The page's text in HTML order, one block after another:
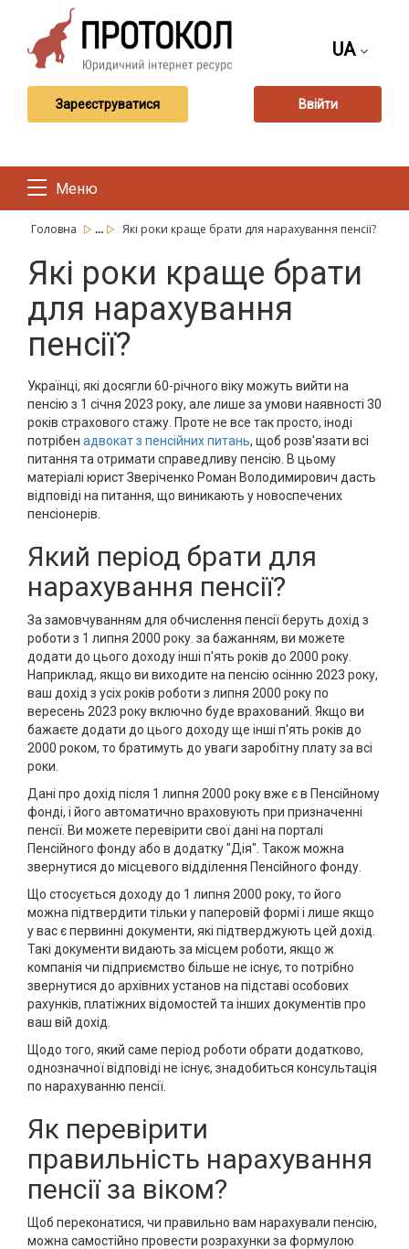
UA
Зареєструватися Ввійти
Меню
Головна ... Які роки краще брати для нарахування пенсії?
Які роки краще брати
для нарахування
пенсії?
Українці, які досягли 60-річного віку можуть вийти на
пенсію з 1 січня 2023 року, але лише за умови наявності 30
років страхового стажу. Проте не все так просто, іноді
потрібен адвокат з пенсійних питань, щоб розв'язати всі
питання та отримати справедливу пенсію. В цьому
матеріалі юрист Зверіченко Роман Володимирович дасть
відповіді на питання, що виникають у новоспечених
пенсіонерів.
Який період брати для
нарахування пенсії?
За замовчуванням для обчислення пенсії беруть дохід з
роботи з 1 липня 2000 року. за бажанням, ви можете
додати до цього доходу інші п'ять років до 2000 року.
Наприклад, якщо ви виходите на пенсію осінню 2023 року,
ваш дохід з усіх років роботи з липня 2000 року по
вересень 2023 року включно буде врахований. Якщо ви
бажаєте додати до цього доходу ще інші п'ять років до
2000 роком, то братимуть до уваги заробітну плату за всі
роки.
Дані про дохід після 1 липня 2000 року вже є в Пенсійному
фонді, і його автоматично враховують при призначенні
пенсії. Ви можете перевірити свої дані на порталі
Пенсійного фонду або в додатку "Дія". Також можна
звернутися до місцевого відділення Пенсійного фонду.
Що стосується доходу до 1 липня 2000 року, то його
можна підтвердити тільки у паперовій формі і лише якщо
у вас є первинні документи, які підтверджують цей дохід.
Такі документи видають за місцем роботи, якщо ж
компанія чи підприємство більше не існує, то потрібно
звернутися до архівних установ на підставі особових
рахунків, платіжних відомостей та інших документів про
ваш вій дохід.
Щодо того, який саме період роботи обрати додатково,
однозначної відповіді не існує, знадобиться консультація
по нарахуванню пенсії.
Як перевірити
правильність нарахування
пенсії за віком?
Щоб переконатися, чи правильно вам нарахували пенсію,
можна самостійно провести розрахунки за формулою